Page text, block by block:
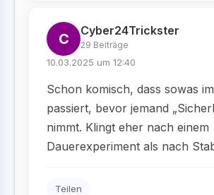
C Cyber24Trickster
29 Beiträge
10.03.2025 um 12:40
Schon komisch, dass sowas
passiert, bevor jemand
nimmt. Klingt eher nach einem
Dauerexperiment als nach
Teilen